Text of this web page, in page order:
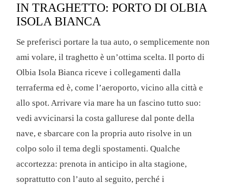
IN TRAGHETTO: PORTO DI OLBIA
ISOLA BIANCA
Se preferisci portare la tua auto, o semplicemente non
ami volare, il traghetto è un’ottima scelta. Il porto di
Olbia Isola Bianca riceve i collegamenti dalla
terraferma ed è, come l’aeroporto, vicino alla città e
allo spot. Arrivare via mare ha un fascino tutto suo:
vedi avvicinarsi la costa gallurese dal ponte della
nave, e sbarcare con la propria auto risolve in un
colpo solo il tema degli spostamenti. Qualche
accortezza: prenota in anticipo in alta stagione,
soprattutto con l’auto al seguito, perché i